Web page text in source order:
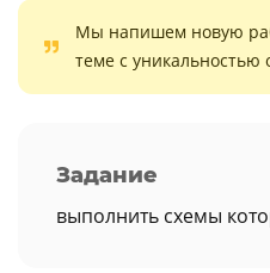
Мы напишем новую
теме с уникальностью
Задание
выполнить схемы